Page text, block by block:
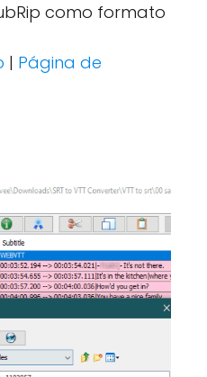
como formato
| Página de